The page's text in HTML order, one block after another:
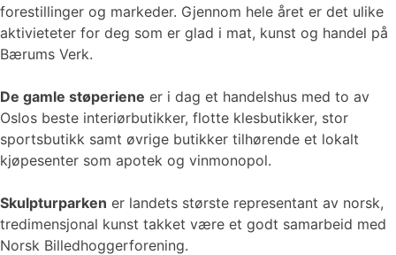
forestillinger og markeder. Gjennom hele året er det ulike
aktivieteter for deg som er glad i mat, kunst og handel på
Bærums Verk.
De gamle støperiene er i dag et handelshus med to av
Oslos beste interiørbutikker, flotte klesbutikker, stor
sportsbutikk samt øvrige butikker tilhørende et lokalt
kjøpesenter som apotek og vinmonopol.
Skulpturparken er landets største representant av norsk,
tredimensjonal kunst takket være et godt samarbeid med
Norsk Billedhoggerforening.